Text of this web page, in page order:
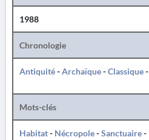
1988
Chronologie
Antiquité-Archaïque-Classique-
Mots-clés
Habitat- Nécropole-Sanctuaire-